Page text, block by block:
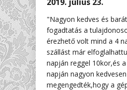
"Nagyon kedves és
fogadtatás a
érezhető volt mind a 4
szállást már
napján reggel 10kor,és
napján nagyon kedvesen
megengedték,hogy a